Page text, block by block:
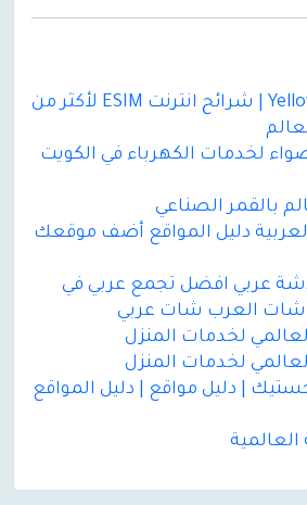
يلو سيم Yellowsim | شرائح انترنت ESIM لأكثر من
لخدمات الكهرباء في الكويت
بالقمر الصناعي
دليل المواقع أضف موقعك
عربي افضل تجمع عربي في
شات العرب شات عربي
لخدمات المنزل
لخدمات المنزل
| دليل مواقع | دليل المواقع
العالمية